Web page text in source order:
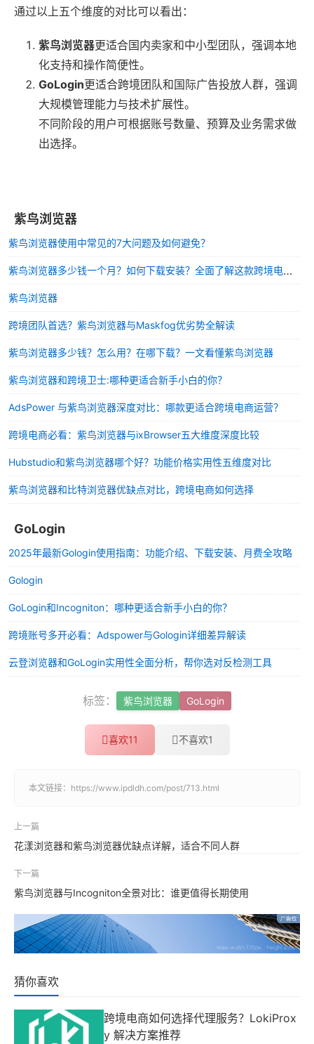
通过以上五个维度的对比可以看出：
紫鸟浏览器更适合国内卖家和中小型团队，强调本地
化支持和操作简便性。
GoLogin更适合跨境团队和国际广告投放人群，强调
大规模管理能力与技术扩展性。
不同阶段的用户可根据账号数量、预算及业务需求做
出选择。
紫鸟浏览器
紫鸟浏览器使用中常见的7大问题及如何避免？
紫鸟浏览器多少钱一个月？如何下载安装？全面了解这款跨境电商利器
紫鸟浏览器
跨境团队首选？紫鸟浏览器与Maskfog优劣势全解读
紫鸟浏览器多少钱？怎么用？在哪下载？一文看懂紫鸟浏览器
紫鸟浏览器和跨境卫士:哪种更适合新手小白的你？
AdsPower 与紫鸟浏览器深度对比：哪款更适合跨境电商运营？
跨境电商必看：紫鸟浏览器与ixBrowser五大维度深度比较
Hubstudio和紫鸟浏览器哪个好？功能价格实用性五维度对比
紫鸟浏览器和比特浏览器优缺点对比，跨境电商如何选择
GoLogin
2025年最新Gologin使用指南：功能介绍、下载安装、月费全攻略
Gologin
GoLogin和Incogniton：哪种更适合新手小白的你？
跨境账号多开必看：Adspower与Gologin详细差异解读
云登浏览器和GoLogin实用性全面分析，帮你选对反检测工具
标签： 紫鸟浏览器 GoLogin
喜欢11 不喜欢1
本文链接： https://www.ipdldh.com/post/713.html
上一篇
花漾浏览器和紫鸟浏览器优缺点详解，适合不同人群
下一篇
紫鸟浏览器与Incogniton全景对比：谁更值得长期使用
猜你喜欢
跨境电商如何选择代理服务？LokiProx
y 解决方案推荐